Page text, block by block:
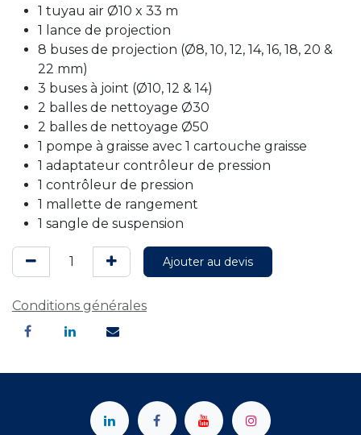
1 tuyau air Ø10 x 33 m
1 lance de projection
8 buses de projection (Ø8, 10, 12, 14, 16, 18, 20 &
22 mm)
3 buses à joint (Ø10, 12 & 14)
2 balles de nettoyage Ø30
2 balles de nettoyage Ø50
1 pompe à graisse avec 1 cartouche graisse
1 adaptateur contrôleur de pression
1 contrôleur de pression
1 mallette de rangement
1 sangle de suspension
Ajouter au devis
Conditions générales